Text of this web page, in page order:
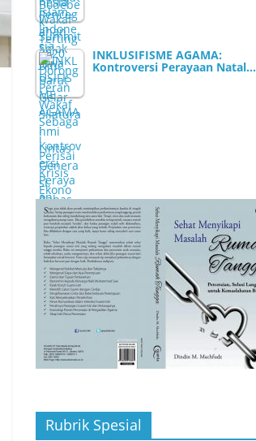
INKLUSIFISME AGAMA:
Kontroversi Perayaan Natal…
Rubrik Spesial